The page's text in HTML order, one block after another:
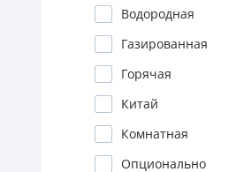
Водородная
Газированная
Горячая
Китай
Комнатная
Опционально